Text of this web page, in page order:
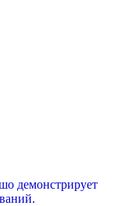
демонстрирует